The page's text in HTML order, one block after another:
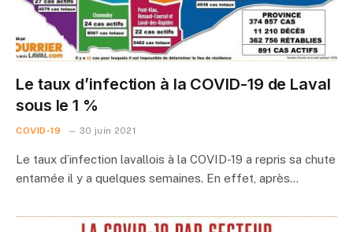
Le taux d’infection à la COVID-19 de Laval
sous le 1 %
COVID-19 30 juin 2021
Le taux d’infection lavallois à la COVID-19 a repris sa chute
entamée il y a quelques semaines. En effet, après…